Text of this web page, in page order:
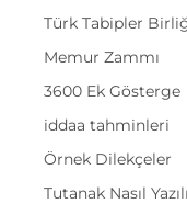
Türk Tabipler
Memur Zammı
3600 Ek Gösterge
iddaa tahminleri
Örnek Dilekçeler
Tutanak Nasıl